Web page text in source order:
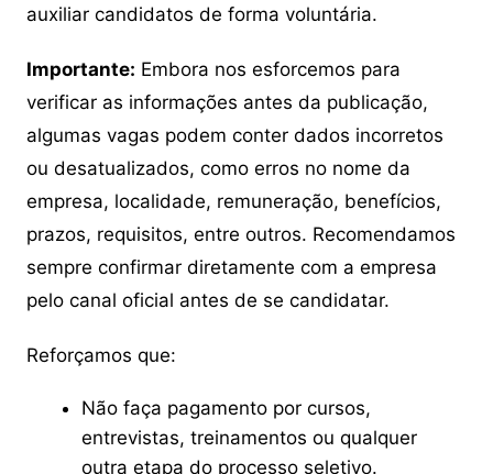
auxiliar candidatos de forma voluntária.
Importante: Embora nos esforcemos para
verificar as informações antes da publicação,
algumas vagas podem conter dados incorretos
ou desatualizados, como erros no nome da
empresa, localidade, remuneração, benefícios,
prazos, requisitos, entre outros. Recomendamos
sempre confirmar diretamente com a empresa
pelo canal oficial antes de se candidatar.
Reforçamos que:
Não faça pagamento por cursos,
entrevistas, treinamentos ou qualquer
outra etapa do processo seletivo.